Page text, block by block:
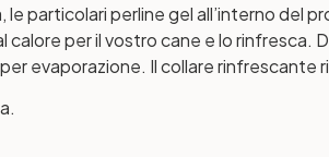
particolari perline gel all’interno del
calore per il vostro cane e lo
evaporazione. Il collare rinfrescante